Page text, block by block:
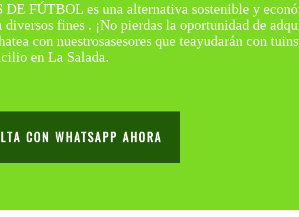
FÚTBOL es una alternativa sostenible y
fines . ¡No pierdas la oportunidad de
con nuestrosasesores que teayudarán con
en La Salada.
CON WHATSAPP AHORA